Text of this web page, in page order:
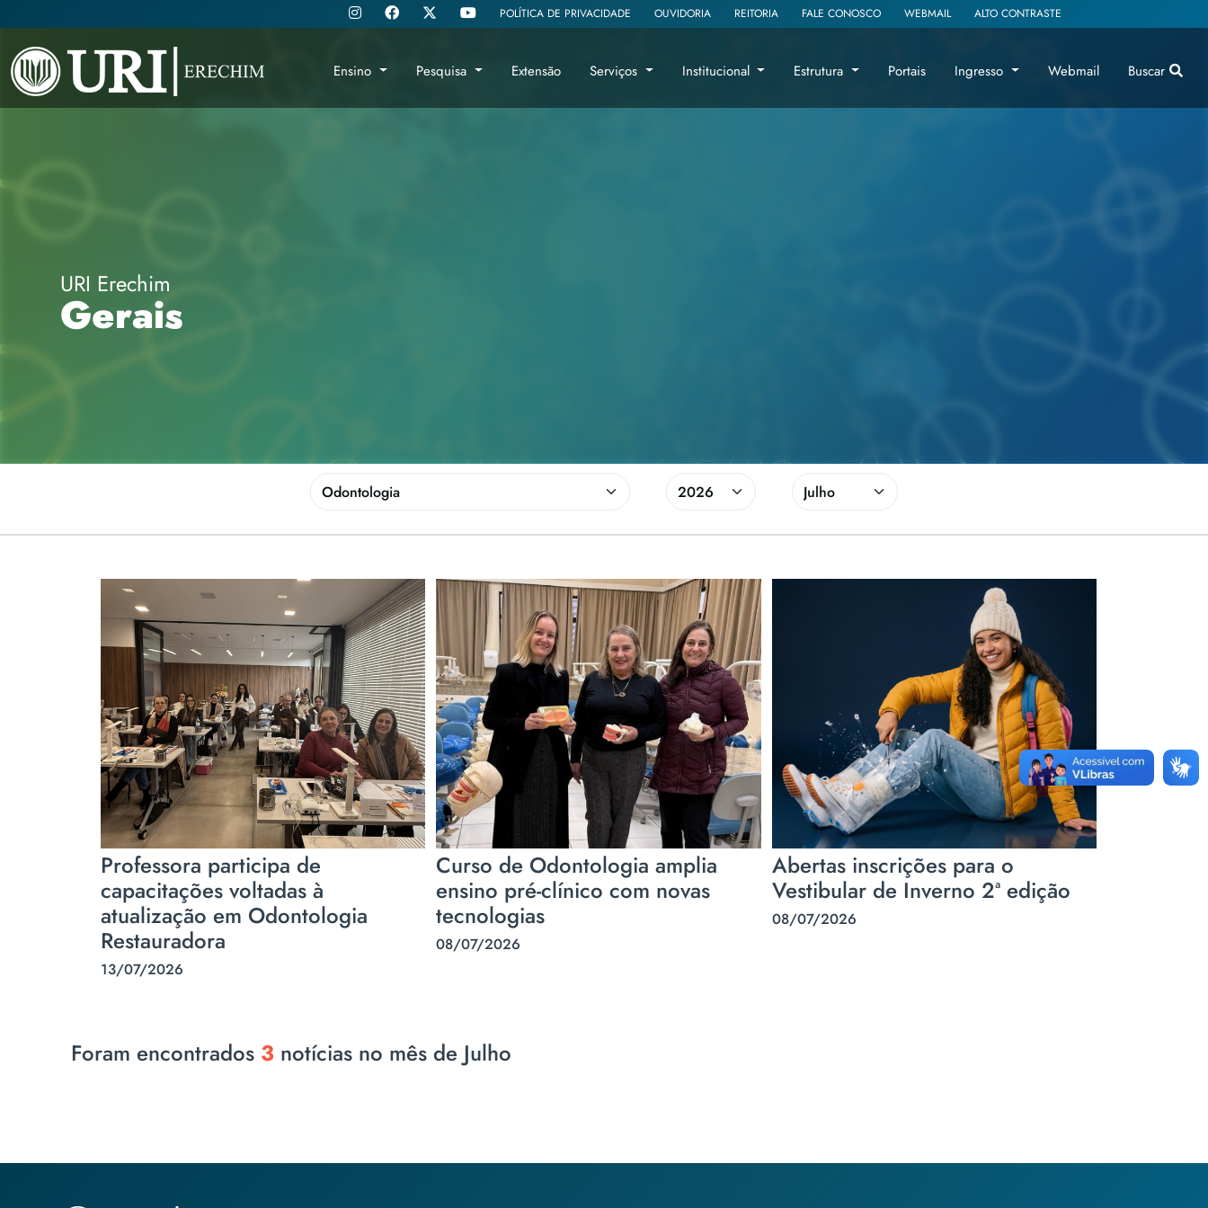
Ensino Pesquisa Extensão Serviços Institucional Estrutura Portais Ingresso Webmail Buscar
POLÍTICA DE PRIVACIDADE OUVIDORIA REITORIA FALE CONOSCO WEBMAIL ALTO CONTRASTE
URI Erechim
Gerais
Professora participa de
capacitações voltadas à
atualização em Odontologia
Restauradora
13/07/2026
Curso de Odontologia amplia
ensino pré-clínico com novas
tecnologias
08/07/2026
Abertas inscrições para o
Vestibular de Inverno 2ª edição
08/07/2026
Foram encontrados 3 notícias no mês de Julho